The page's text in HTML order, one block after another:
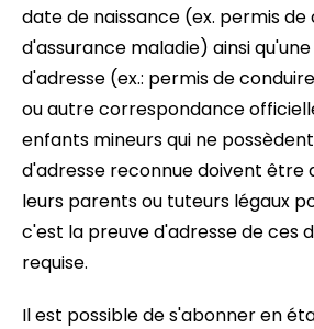
date de naissance (ex. permis
d'assurance maladie) ainsi
d'adresse (ex.: permis de
ou autre correspondance
enfants mineurs qui ne
d'adresse reconnue doivent être
leurs parents ou tuteurs légaux
c'est la preuve d'adresse de ces
requise.
Il est possible de s'abonner en